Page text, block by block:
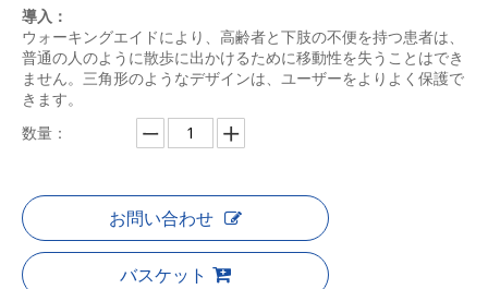
導入：
ウォーキングエイドにより、高齢者と下肢の不便を持つ患者は、
普通の人のように散歩に出かけるために移動性を失うことはでき
ません。三角形のようなデザインは、ユーザーをよりよく保護で
きます。
数量：
お問い合わせ
バスケット